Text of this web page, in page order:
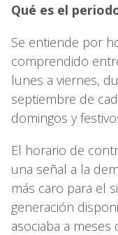
Qué es el
Se entiende por
comprendido
lunes a viernes,
septiembre de
domingos y
El horario de
una señal a la
más caro para el
generación
asociaba a